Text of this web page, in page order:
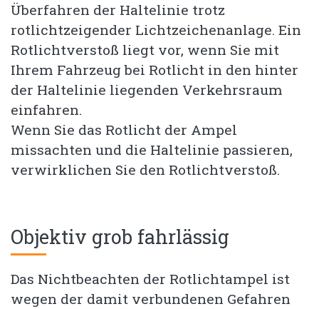
Überfahren der Haltelinie trotz
rotlichtzeigender Lichtzeichenanlage. Ein
Rotlichtverstoß liegt vor, wenn Sie mit
Ihrem Fahrzeug bei Rotlicht in den hinter
der Haltelinie liegenden Verkehrsraum
einfahren.
Wenn Sie das Rotlicht der Ampel
missachten und die Haltelinie passieren,
verwirklichen Sie den Rotlichtverstoß.
Objektiv grob fahrlässig
Das Nichtbeachten der Rotlichtampel ist
wegen der damit verbundenen Gefahren